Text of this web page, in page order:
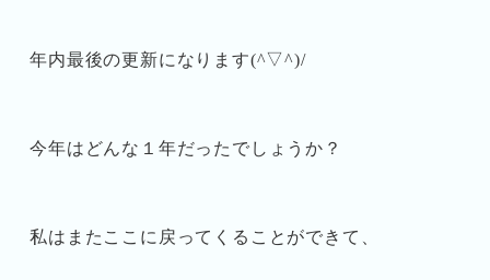
年内最後の更新になります(^▽^)/
今年はどんな１年だったでしょうか？
私はまたここに戻ってくることができて、